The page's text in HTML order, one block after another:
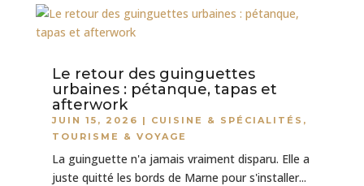
Le retour des guinguettes
urbaines : pétanque, tapas et
afterwork
JUIN 15, 2026 | CUISINE & SPÉCIALITÉS ,
TOURISME & VOYAGE
La guinguette n'a jamais vraiment disparu. Elle a
juste quitté les bords de Marne pour s'installer...